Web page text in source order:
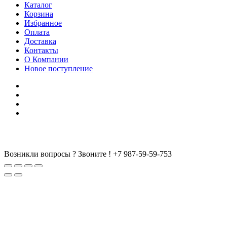
Каталог
Корзина
Избранное
Оплата
Доставка
Контакты
О Компании
Новое поступление
Возникли вопросы ? Звоните ! +7 987-59-59-753